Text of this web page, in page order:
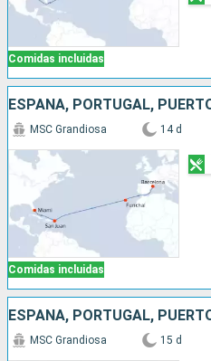
Comidas incluidas
Comidas incluidas
MSC Grandiosa 14 d
MSC Grandiosa 15 d